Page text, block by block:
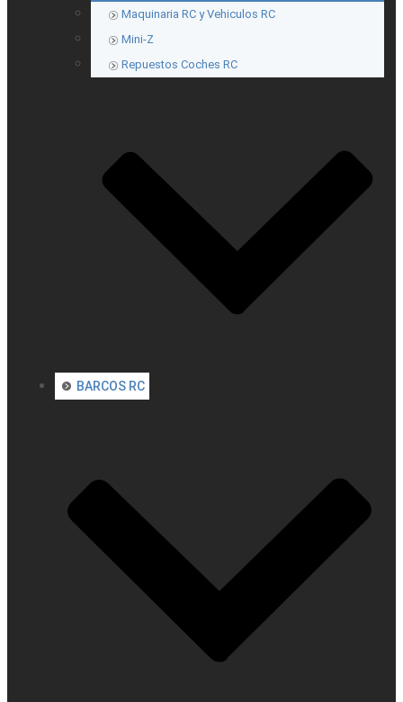
Maquinaria RC y Vehiculos RC
Mini-Z
Repuestos Coches RC
BARCOS RC